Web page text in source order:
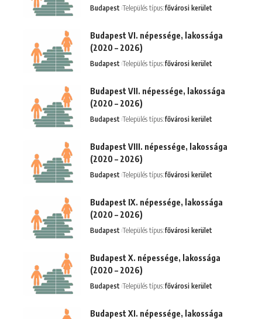
Budapest Település típus:fővárosi kerület
Budapest VI. népessége, lakossága
(2020 – 2026)
Budapest Település típus:fővárosi kerület
Budapest VII. népessége, lakossága
(2020 – 2026)
Budapest Település típus:fővárosi kerület
Budapest VIII. népessége, lakossága
(2020 – 2026)
Budapest Település típus:fővárosi kerület
Budapest IX. népessége, lakossága
(2020 – 2026)
Budapest Település típus:fővárosi kerület
Budapest X. népessége, lakossága
(2020 – 2026)
Budapest Település típus:fővárosi kerület
Budapest XI. népessége, lakossága